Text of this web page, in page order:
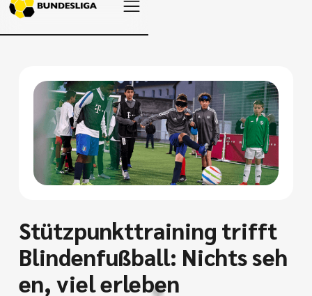
Stützpunkttraining trifft
Blindenfußball: Nichts seh
en, viel erleben